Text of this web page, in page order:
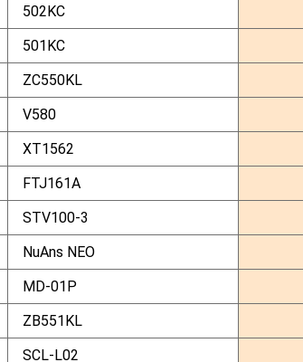
502KC
501KC
ZC550KL
V580
XT1562
FTJ161A
STV100-3
NuAns NEO
MD-01P
ZB551KL
SCL-L02